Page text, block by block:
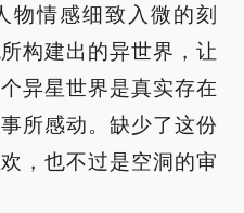
物情感细致入微的刻
构建出的异世界，让
异星世界是真实存在
所感动。缺少了这份
，也不过是空洞的审